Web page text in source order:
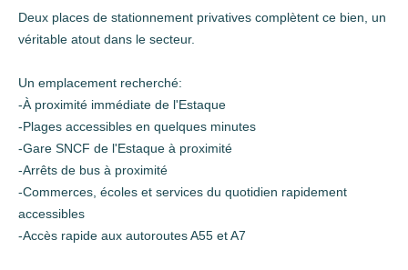
Deux places de stationnement privatives complètent ce bien, un
véritable atout dans le secteur.
Un emplacement recherché:
-À proximité immédiate de l'Estaque
-Plages accessibles en quelques minutes
-Gare SNCF de l'Estaque à proximité
-Arrêts de bus à proximité
-Commerces, écoles et services du quotidien rapidement
accessibles
-Accès rapide aux autoroutes A55 et A7